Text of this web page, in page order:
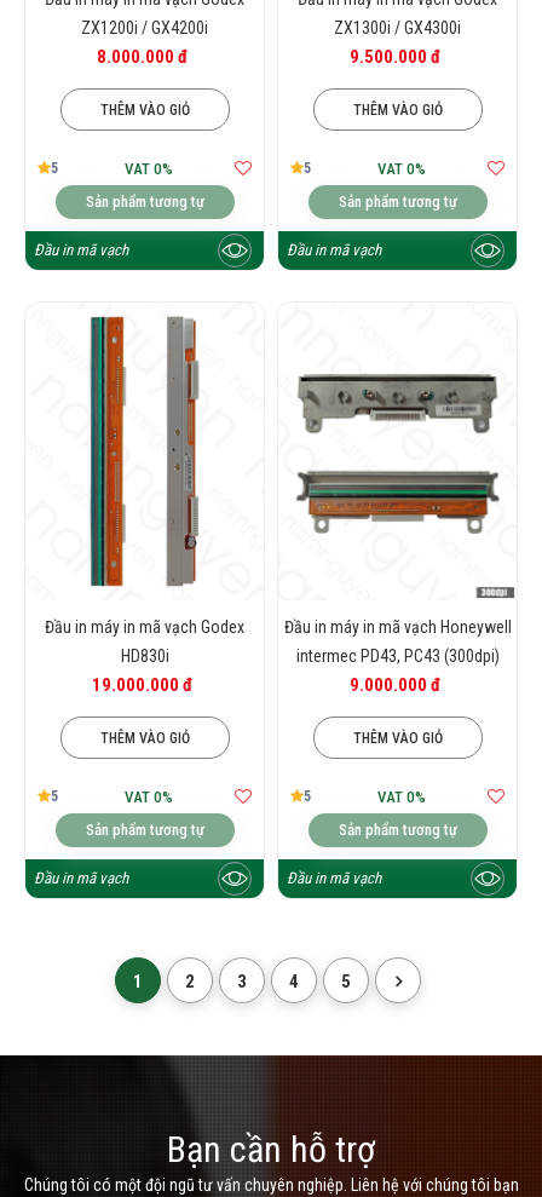
ZX1200i / GX4200i
8.000.000 đ
THÊM VÀO GIỎ
5
VAT 0%
Sản phẩm tương tự
Đầu in mã vạch
ZX1300i / GX4300i
9.500.000 đ
THÊM VÀO GIỎ
5
VAT 0%
Sản phẩm tương tự
Đầu in mã vạch
Đầu in máy in mã vạch Godex
HD830i
19.000.000 đ
THÊM VÀO GIỎ
5
VAT 0%
Sản phẩm tương tự
Đầu in mã vạch
Đầu in máy in mã vạch Honeywell
intermec PD43, PC43 (300dpi)
9.000.000 đ
THÊM VÀO GIỎ
5
VAT 0%
Sản phẩm tương tự
Đầu in mã vạch
1 2 3 4 5
Bạn cần hỗ trợ
Chúng tôi có một đội ngũ tư vấn chuyên nghiệp. Liên hệ với chúng tôi bạn